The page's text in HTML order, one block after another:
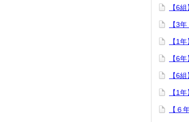
【6
【3
【1
【6
【6
【1
【